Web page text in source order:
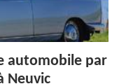
automobile par
Neuvic